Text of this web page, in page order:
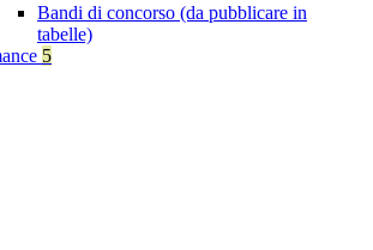
Bandi di concorso (da pubblicare in
tabelle)
5